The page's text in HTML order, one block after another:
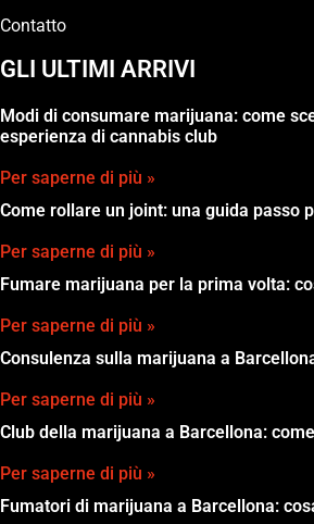
Contatto
GLI ULTIMI ARRIVI
Modi di consumare marijuana: come
esperienza di cannabis club
Per saperne di più »
Come rollare un joint: una guida passo
Per saperne di più »
Fumare marijuana per la prima volta:
Per saperne di più »
Consulenza sulla marijuana a
Per saperne di più »
Club della marijuana a Barcellona:
Per saperne di più »
Fumatori di marijuana a Barcellona: